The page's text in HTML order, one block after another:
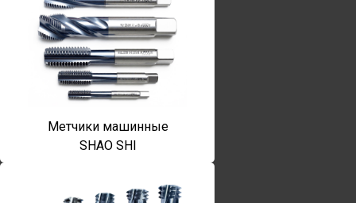
Метчики машинные
SHAO SHI